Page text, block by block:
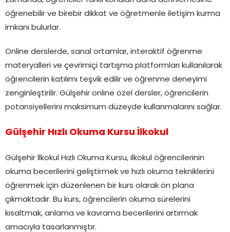
öğrenebilir ve birebir dikkat ve öğretmenle iletişim kurma
imkanı bulurlar.
Online derslerde, sanal ortamlar, interaktif öğrenme
materyalleri ve çevrimiçi tartışma platformları kullanılarak
öğrencilerin katılımı teşvik edilir ve öğrenme deneyimi
zenginleştirilir. Gülşehir online özel dersler, öğrencilerin
potansiyellerini maksimum düzeyde kullanmalarını sağlar.
Gülşehir Hızlı Okuma Kursu İlkokul
Gülşehir İlkokul Hızlı Okuma Kursu, ilkokul öğrencilerinin
okuma becerilerini geliştirmek ve hızlı okuma tekniklerini
öğrenmek için düzenlenen bir kurs olarak ön plana
çıkmaktadır. Bu kurs, öğrencilerin okuma sürelerini
kısaltmak, anlama ve kavrama becerilerini artırmak
amacıyla tasarlanmıştır.